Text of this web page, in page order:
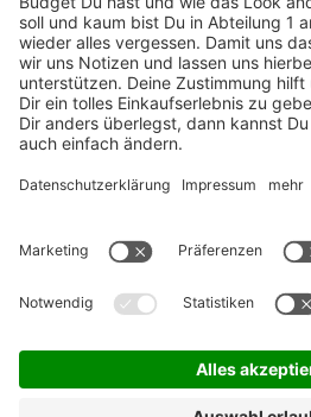
ZAHLUNGSARTEN / RATENKAUF
FÜR ARBEITGEBER & ARBEITNEHMER